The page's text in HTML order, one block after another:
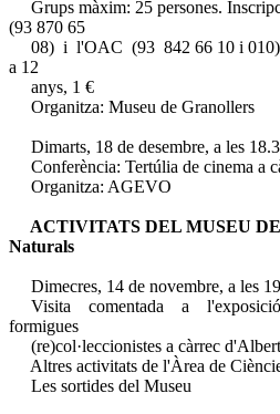
Grups màxim: 25 persones.
(93 870 65
08) i l'OAC (93 842 66 10 i 010)
a 12
anys, 1 €
Organitza: Museu de Granollers
Dimarts, 18 de desembre, a les
Conferència: Tertúlia de cinema a
Organitza: AGEVO
ACTIVITATS DEL MUSEU DE
Naturals
Dimecres, 14 de novembre, a les
Visita comentada a
formigues
(re)col·leccionistes a càrrec
Altres activitats de l'Àrea de
Les sortides del Museu